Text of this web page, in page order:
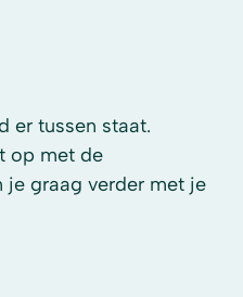
er tussen staat.
op met de
je graag verder met je